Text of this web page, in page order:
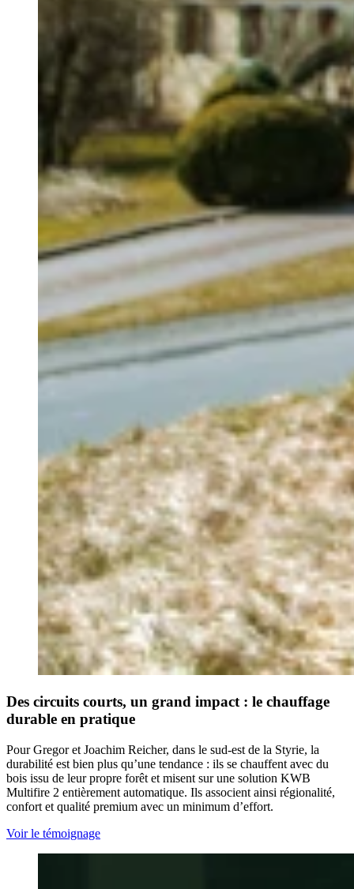
Des circuits courts, un grand impact : le chauffage
durable en pratique
Pour Gregor et Joachim Reicher, dans le sud-est de la Styrie, la
durabilité est bien plus qu’une tendance : ils se chauffent avec du
bois issu de leur propre forêt et misent sur une solution KWB
Multifire 2 entièrement automatique. Ils associent ainsi régionalité,
confort et qualité premium avec un minimum d’effort.
Voir le témoignage